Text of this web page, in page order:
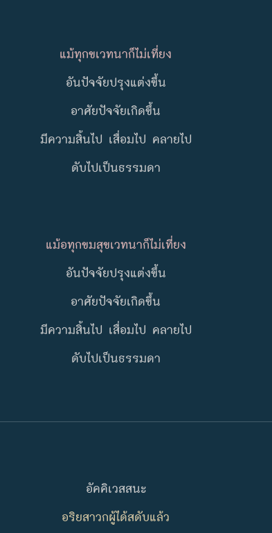
แม้ทุกขเวทนาก็ไม่เที่ยง
อันปัจจัยปรุงแต่งขึ้น
อาศัยปัจจัยเกิดขึ้น
มีความสิ้นไป เสื่อมไป คลายไป
ดับไปเป็นธรรมดา
แม้อทุกขมสุขเวทนาก็ไม่เที่ยง
อันปัจจัยปรุงแต่งขึ้น
อาศัยปัจจัยเกิดขึ้น
มีความสิ้นไป เสื่อมไป คลายไป
ดับไปเป็นธรรมดา
อัคคิเวสสนะ
อริยสาวกผู้ได้สดับแล้ว